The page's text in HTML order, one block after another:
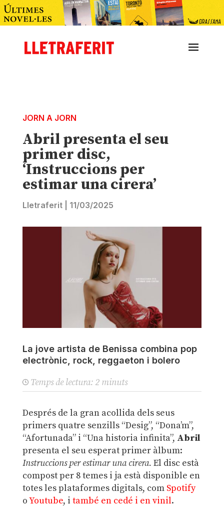
JORN A JORN
Abril presenta el seu
primer disc,
‘Instruccions per
estimar una cirera’
Lletraferit| 11/03/2025
La jove artista de Benissa combina pop
electrònic, rock, reggaeton i bolero
Temps de lectura: 2 minuts
Després de la gran acollida dels seus
primers quatre senzills “Desig”, “Dona’m”,
“Afortunada” i “Una historia infinita”, Abril
presenta el seu esperat primer àlbum:
Instruccions per estimar una cirera. El disc està
compost per 8 temes i ja està disponible en
totes les plataformes digitals, com Spotify
oYoutube, i també en cedé i en vinil.